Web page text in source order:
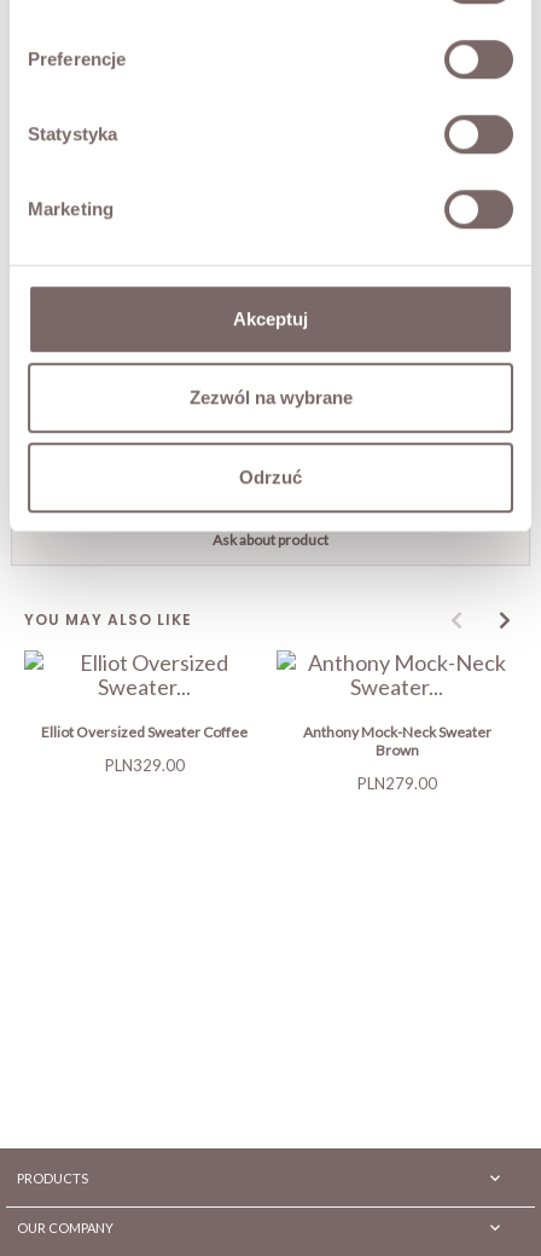
Preferencje
Statystyka
Marketing
Akceptuj
Zezwól na wybrane
Odrzuć
A mohair sweater with a ribbed knit, made with 81% kid
mohair. Soft, warm and delicate. A dropped shoulder line
• Italian make,
• a gentle shedding of fibres is entirely natural.
FABRIC / ADDITIONAL INFORMATION
RETURNS
SHIPPING
Ask about product
YOU MAY ALSO LIKE
Elliot Oversized Sweater Coffee
Price
PLN329.00
Anthony Mock-Neck Sweater
Brown
Price
PLN279.00
PRODUCTS 
OUR COMPANY 